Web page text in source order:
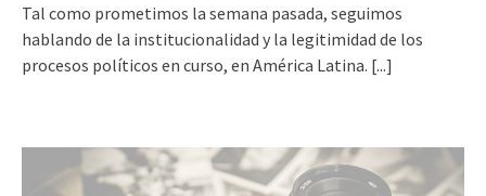
Tal como prometimos la semana pasada, seguimos
hablando de la institucionalidad y la legitimidad de los
procesos políticos en curso, en América Latina. [...]